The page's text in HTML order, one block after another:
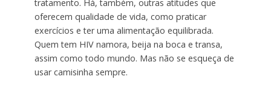
tratamento. Há, também, outras atitudes que
oferecem qualidade de vida, como praticar
exercícios e ter uma alimentação equilibrada.
Quem tem HIV namora, beija na boca e transa,
assim como todo mundo. Mas não se esqueça de
usar camisinha sempre.